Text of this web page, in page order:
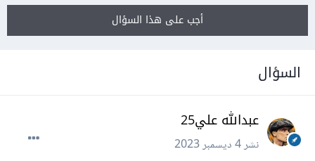
أجب على هذا السؤال
السؤال
عبدالله علي25
نشر4 ديسمبر 2023